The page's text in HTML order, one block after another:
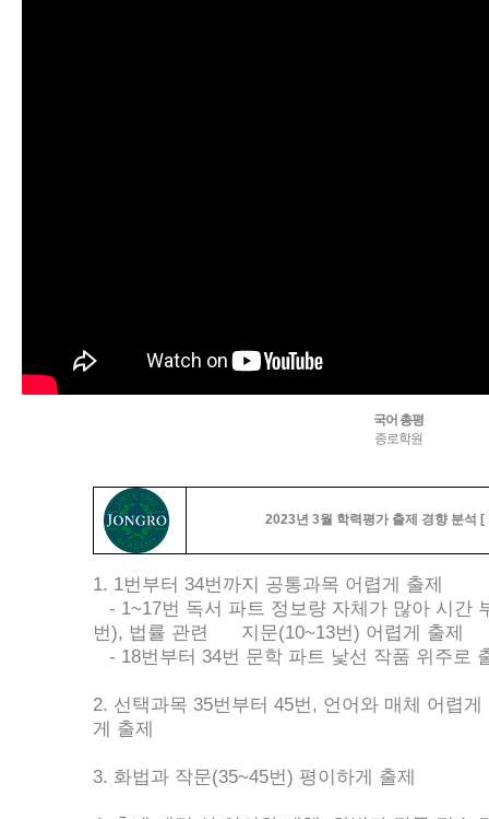
국어 총평
종로학원
2023년 3월 학력평가 출제 경향 분석 [
1. 1번부터 34번까지 공통과목 어렵게 출제
- 1~17번 독서 파트 정보량 자체가 많아 시간
번), 법률 관련 지문(10~13번) 어렵게 출제
- 18번부터 34번 문학 파트 낯선 작품 위주로
2. 선택과목 35번부터 45번, 언어와 매체 어렵
게 출제
3. 화법과 작문(35~45번) 평이하게 출제